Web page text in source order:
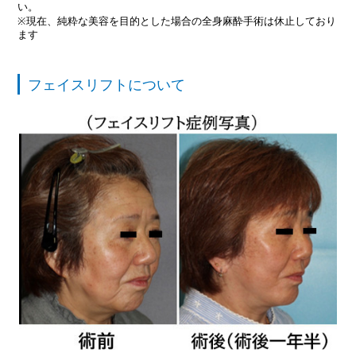
い。
※現在、純粋な美容を目的とした場合の全身麻酔手術は休止しており
ます
フェイスリフトについて